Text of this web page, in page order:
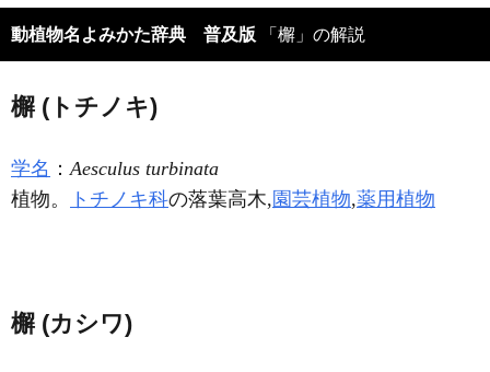
動植物名よみかた辞典 普及版 「檞」の解説
檞 (トチノキ)
学名 ： Aesculus turbinata
植物。
トチノキ科の落葉高木, 園芸植物,薬用植物
檞 (カシワ)